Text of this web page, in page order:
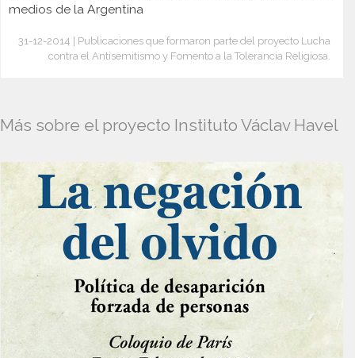
medios de la Argentina
31-12-2014 | Publicaciones que formaron parte del proyecto Lucha
contra el Antisemitismo y Fomento a la Tolerancia Religiosa.
Más sobre el proyecto Instituto Václav Havel